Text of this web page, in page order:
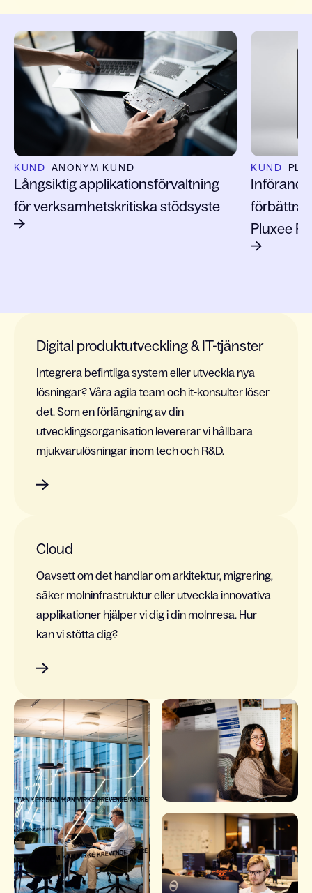
Slide 1 of 8
KUND ANONYM KUND
Långsiktig applikationsförvaltning
för verksamhetskritiska stödsyste
KUND
Pluxee
Digital produktutveckling & IT-tjänster
Integrera befintliga system eller utveckla nya
lösningar? Våra agila team och it-konsulter löser
det. Som en förlängning av din
utvecklingsorganisation levererar vi hållbara
mjukvarulösningar inom tech och R&D.
Cloud
Oavsett om det handlar om arkitektur, migrering,
säker molninfrastruktur eller utveckla innovativa
applikationer hjälper vi dig i din molnresa. Hur
kan vi stötta dig?